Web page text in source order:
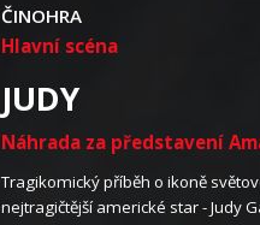
ČINOHRA
Hlavní scéna
JUDY
Náhrada za představení
Tragikomický příběh o ikoně
nejtragičtější americké star - Judy